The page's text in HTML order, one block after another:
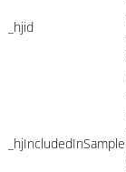
_hjid
_hjIncludedInSample